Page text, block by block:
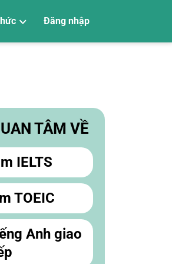
Đăng nhập
TÂM VỀ
IELTS
TOEIC
Anh giao